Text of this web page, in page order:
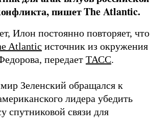
пишет The Atlantic.
Илон постоянно повторяет, что
Atlantic источник из окружения
передает ТАСС.
Зеленский обращался к
лидера убедить
спутниковой связи для